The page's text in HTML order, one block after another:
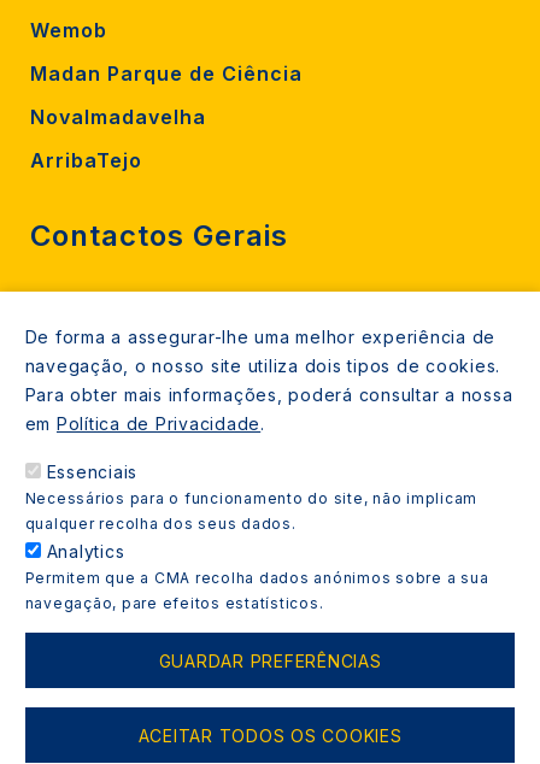
Wemob
Madan Parque de Ciência
Novalmadavelha
ArribaTejo
Contactos Gerais
800206770 (gratuito rede fixa)
Contacte-nos
Espaços de atendimento
Livro Amarelo
Copyright © 2021 Almada Informa. Todos os direitos
reservados.
De forma a assegurar-lhe uma melhor experiência de
navegação, o nosso site utiliza dois tipos de cookies.
Para obter mais informações, poderá consultar a nossa
em Política de Privacidade.
Essenciais
Necessários para o funcionamento do site, não implicam
qualquer recolha dos seus dados.
Analytics
Permitem que a CMA recolha dados anónimos sobre a sua
navegação, pare efeitos estatísticos.
GUARDAR PREFERÊNCIAS
ACEITAR TODOS OS COOKIES